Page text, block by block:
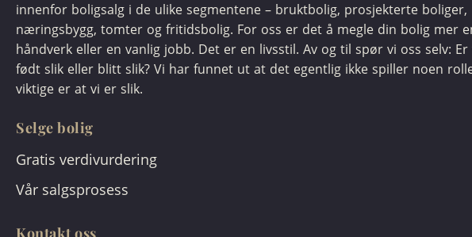
innenfor boligsalg i de ulike segmentene – bruktbolig, prosjekterte boliger,
næringsbygg, tomter og fritidsbolig. For oss er det å megle din bolig mer
håndverk eller en vanlig jobb. Det er en livsstil. Av og til spør vi oss selv: Er
født slik eller blitt slik? Vi har funnet ut at det egentlig ikke spiller noen
viktige er at vi er slik.
Selge bolig
Gratis verdivurdering
Vår salgsprosess
Kontakt oss